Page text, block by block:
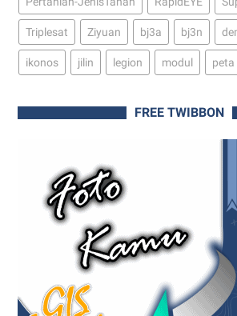
Triplesat Ziyuan bj3a bj3n
ikonos jilin legion modul peta
FREE TWIBBON